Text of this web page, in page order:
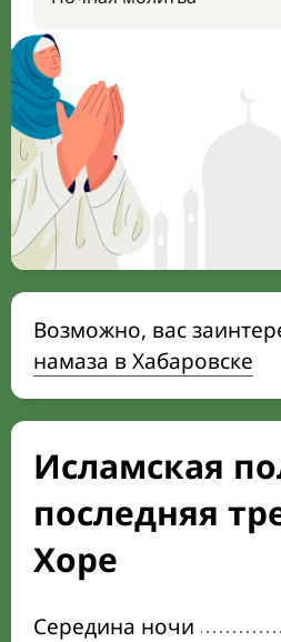
Возможно, вас
намаза в Хабаровске
Исламская
последняя
Хоре
Середина ночи